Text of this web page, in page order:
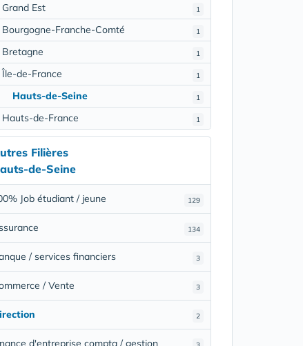
1
Grand Est
1
Bourgogne-Franche-Comté
1
Bretagne
1
Île-de-France
1
Hauts-de-Seine
1
Hauts-de-France
Filières
de-Seine
129
Job étudiant / jeune
134
3
/ services financiers
3
/ Vente
2
d'entreprise compta / gestion